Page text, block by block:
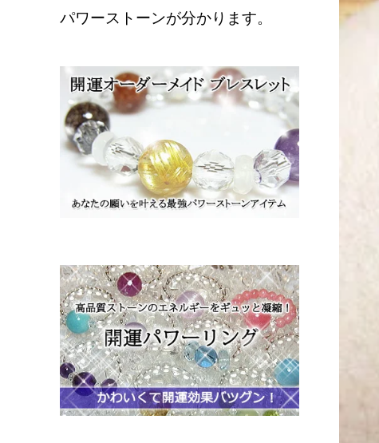
パワーストーンが分かります。